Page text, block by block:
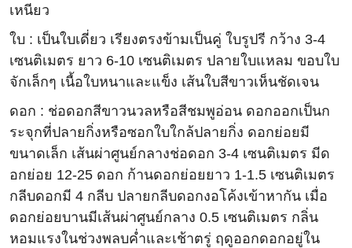
เหนียว
ใบ : เป็นใบเดี่ยว เรียงตรงข้ามเป็นคู่ ใบรูปรี กว้าง 3-4
เซนติเมตร ยาว 6-10 เซนติเมตร ปลายใบแหลม ขอบใบ
จักเล็กๆ เนื้อใบหนาและแข็ง เส้นใบสีขาวเห็นชัดเจน
ดอก : ช่อดอกสีขาวนวลหรือสีชมพูอ่อน ดอกออกเป็นก
ระจุกที่ปลายกิ่งหรือซอกใบใกล้ปลายกิ่ง ดอกย่อยมี
ขนาดเล็ก เส้นผ่าศูนย์กลางช่อดอก 3-4 เซนติเมตร มีด
อกย่อย 12-25 ดอก ก้านดอกย่อยยาว 1-1.5 เซนติเมตร
กลีบดอกมี 4 กลีบ ปลายกลีบดอกงอโค้งเข้าหากัน เมื่อ
ดอกย่อยบานมีเส้นผ่าศูนย์กลาง 0.5 เซนติเมตร กลิ่น
หอมแรงในช่วงพลบค่ำและเช้าตรู่ ฤดูออกดอกอยู่ใน